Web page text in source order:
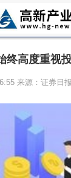
终高度重视
来源：证券日